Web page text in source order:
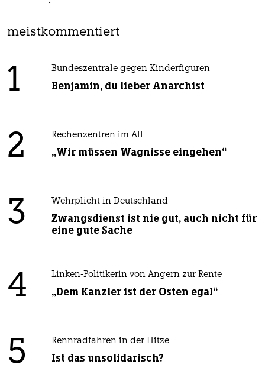
meistkommentiert
1 Bundeszentrale gegen Kinderfiguren
Benjamin, du lieber Anarchist
2 Rechenzentren im All
„Wir müssen Wagnisse eingehen“
3 Wehrplicht in Deutschland
Zwangsdienst ist nie gut, auch nicht für
eine gute Sache
4 Linken-Politikerin von Angern zur Rente
„Dem Kanzler ist der Osten egal“
5 Rennradfahren in der Hitze
Ist das unsolidarisch?